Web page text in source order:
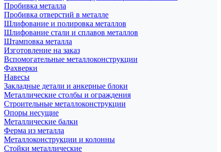
Пробивка металла
Пробивка отверстий в металле
Шлифование и полировка металлов
Шлифование стали и сплавов металлов
Штамповка металла
Изготовление на заказ
Вспомогательные металлоконструкции
Фахверки
Навесы
Закладные детали и анкерные блоки
Металлические столбы и ограждения
Строительные металлоконструкции
Опоры несущие
Металлические балки
Ферма из металла
Металлоконструкции и колонны
Стойки металлические